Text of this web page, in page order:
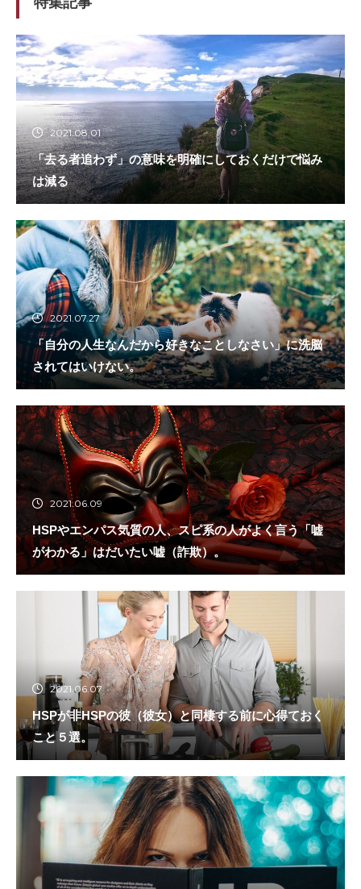
2021.08.01
「去る者追わず」の意味を明確にしておくだけで悩み
は減る
2021.07.27
「自分の人生なんだから好きなことしなさい」に洗脳
されてはいけない。
2021.06.09
HSPやエンパス気質の人、スピ系の人がよく言う「嘘
がわかる」はだいたい嘘（詐欺）。
2021.06.07
HSPが非HSPの彼（彼女）と同棲する前に心得ておく
こと５選。